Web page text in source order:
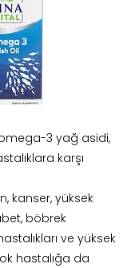
3 yağ asidi,
karşı
kanser, yüksek
böbrek
ve yüksek
hastalığa da